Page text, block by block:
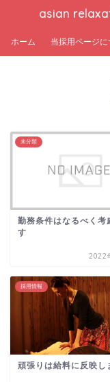
asian
ホーム 当採用ページに
未分類
勤務条件はなるべく考
す
2022
採用情報
頑張りは給料に反映し